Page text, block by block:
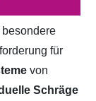
für
von
Schräge